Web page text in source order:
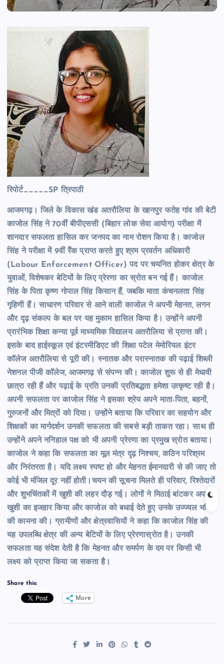
रिपोर्ट_____SP त्रिपाठी
आजमगढ़। जिले के विकास खंड अतरौलिया के खानपुर फतेह गांव की बेटी
काजोल सिंह ने 70वीं बीपीएससी (बिहार लोक सेवा आयोग) परीक्षा में
शानदार सफलता हासिल कर जनपद का नाम रोशन किया है। काजोल
सिंह ने परीक्षा में 9वीं रैंक प्राप्त करते हुए श्रम प्रवर्तन अधिकारी
(Labour Enforcement Officer) पद पर चयनित होकर क्षेत्र के
युवाओं, विशेषकर बेटियों के लिए प्रेरणा का स्रोत बन गई हैं। काजोल
सिंह के पिता कृष्ण गोपाल सिंह किसान हैं, जबकि माता कंचनलता सिंह
गृहिणी हैं। साधारण परिवार से आने वाली काजोल ने अपनी मेहनत, लगन
और दृढ़ संकल्प के बल पर यह मुकाम हासिल किया है। उन्होंने अपनी
प्रारंभिक शिक्षा कन्या पूर्व माध्यमिक विद्यालय अतरौलिया से प्राप्त की।
इसके बाद हाईस्कूल एवं इंटरमीडिएट की शिक्षा पटेल मेमोरियल इंटर
कॉलेज अतरौलिया से पूरी की। स्नातक और परास्नातक की पढ़ाई शिब्ली
नेशनल पीजी कॉलेज, आजमगढ़ से संपन्न की। काजोल शुरू से ही मेधावी
छात्रा रही हैं और पढ़ाई के प्रति उनकी प्रतिबद्धता हमेशा उत्कृष्ट रही है।
अपनी सफलता पर काजोल सिंह ने इसका श्रेय अपने माता-पिता, बहनों,
गुरुजनों और मित्रों को दिया। उन्होंने बताया कि परिवार का सहयोग और
शिक्षकों का मार्गदर्शन उनकी सफलता की सबसे बड़ी ताकत रहा। साथ ही
उन्होंने अपने ननिहाल पक्ष को भी अपनी प्रेरणा का प्रमुख स्रोत बताया।
काजोल ने कहा कि सफलता का मूल मंत्र दृढ़ निश्चय, कठिन परिश्रम
और निरंतरता है। यदि लक्ष्य स्पष्ट हो और मेहनत ईमानदारी से की जाए तो
कोई भी मंजिल दूर नहीं होती।चयन की सूचना मिलते ही परिवार, रिश्तेदारों
और शुभचिंतकों में खुशी की लहर दौड़ गई। लोगों ने मिठाई बांटकर अपनी
खुशी का इजहार किया और काजोल को बधाई देते हुए उनके उज्ज्वल भविष्य
की कामना की। ग्रामीणों और क्षेत्रवासियों ने कहा कि काजोल सिंह की
यह उपलब्धि क्षेत्र की अन्य बेटियों के लिए प्रेरणास्रोत है। उनकी
सफलता यह संदेश देती है कि मेहनत और समर्पण के दम पर किसी भी
लक्ष्य को प्राप्त किया जा सकता है।
Share this:
More